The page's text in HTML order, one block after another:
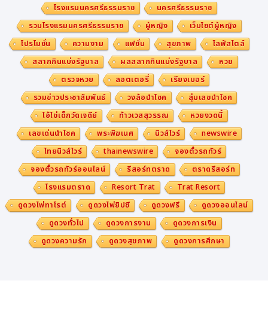
โรงแรมนครศรีธรรมราช
นครศรีธรรมราช
รวมโรงแรมนครศรีธรรมราช
ผู้หญิง
เว็บไซต์ผู้หญิง
โปรโมชั่น
ความงาม แฟชั่น สุขภาพ
ไลฟ์สไตล์
สลากกินแบ่งรัฐบาล
ผลสลากกินแบ่งรัฐบาล
หวย
ตรวจหวย
ลอตเตอรี่
เรียงเบอร์
รวมข่าวประชาสัมพันธ์
วงล้อนำโชค
สุ่มเลขนำโชค
ไอ้ไข่เด็กวัดเจดีย์
ท้าวเวสสุวรรณ
หวยงวดนี้
เลขเด่นนำโชค
พระพิฆเนศ นิวส์ไวร์
newswire
ไทยนิวส์ไวร์
thainewswire
จองตั๋วรถทัวร์
จองตั๋วรถทัวร์ออนไลน์
รีสอร์ทตราด
ตราดรีสอร์ท
โรงแรมตราด
Resort Trat
Trat Resort
ดูดวงไพ่ทาโรต์
ดูดวงไพ่ยิปซี ดูดวงฟรี
ดูดวงออนไลน์
ดูดวงทั่วไป
ดูดวงการงาน
ดูดวงการเงิน
ดูดวงความรัก
ดูดวงสุขภาพ ดูดวงการศึกษา